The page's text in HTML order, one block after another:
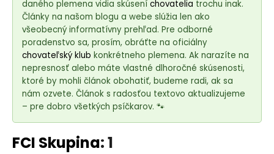
daného plemena vidia skúsení chovatelia trochu inak.
Články na našom blogu a webe slúžia len ako
všeobecný informatívny prehľad. Pre odborné
poradenstvo sa, prosím, obráťte na oficiálny
chovateľský klub konkrétneho plemena. Ak narazíte na
nepresnosť alebo máte vlastné dlhoročné skúsenosti,
ktoré by mohli článok obohatiť, budeme radi, ak sa
nám ozvete. Článok s radosťou textovo aktualizujeme
– pre dobro všetkých psíčkarov. 🐾
FCI Skupina: 1
á
j